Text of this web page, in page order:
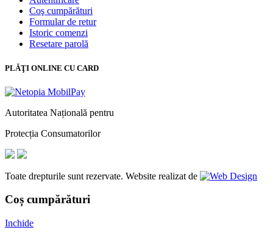
Coş cumpărături
Formular de retur
Istoric comenzi
Resetare parolă
PLĂŢI ONLINE CU CARD
Autoritatea Națională pentru
Protecția Consumatorilor
Toate drepturile sunt rezervate. Website realizat de
Coș cumpărături
Inchide